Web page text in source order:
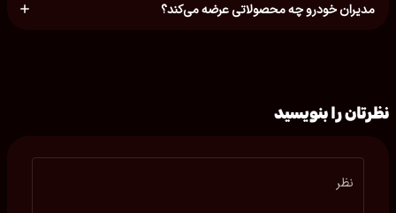
مدیران خودرو چه محصولاتی عرضه می‌کند؟
نظرتان را بنویسید
نظر